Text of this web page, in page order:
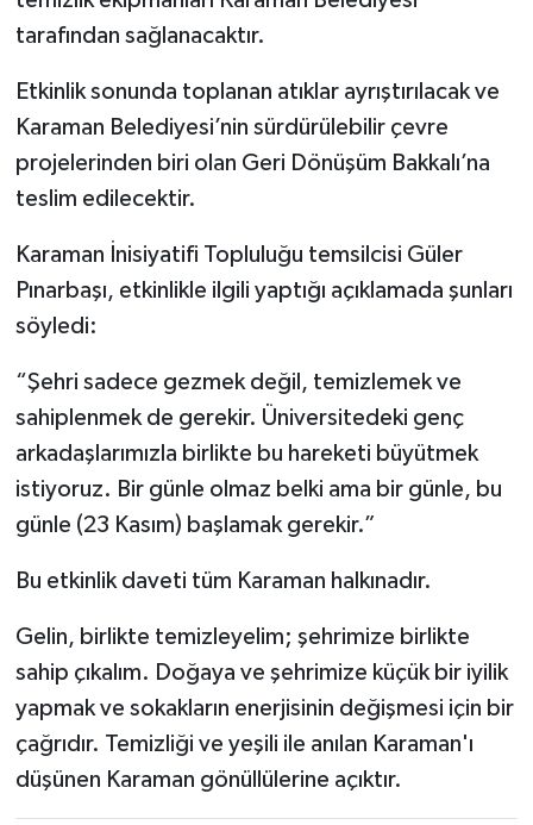
tarafından sağlanacaktır.
Etkinlik sonunda toplanan atıklar ayrıştırılacak ve
Karaman Belediyesi’nin sürdürülebilir çevre
projelerinden biri olan Geri Dönüşüm Bakkalı’na
teslim edilecektir.
Karaman İnisiyatifi Topluluğu temsilcisi Güler
Pınarbaşı, etkinlikle ilgili yaptığı açıklamada şunları
söyledi:
“Şehri sadece gezmek değil, temizlemek ve
sahiplenmek de gerekir. Üniversitedeki genç
arkadaşlarımızla birlikte bu hareketi büyütmek
istiyoruz. Bir günle olmaz belki ama bir günle, bu
günle (23 Kasım) başlamak gerekir.”
Bu etkinlik daveti tüm Karaman halkınadır.
Gelin, birlikte temizleyelim; şehrimize birlikte
sahip çıkalım. Doğaya ve şehrimize küçük bir iyilik
yapmak ve sokakların enerjisinin değişmesi için bir
çağrıdır. Temizliği ve yeşili ile anılan Karaman'ı
düşünen Karaman gönüllülerine açıktır.